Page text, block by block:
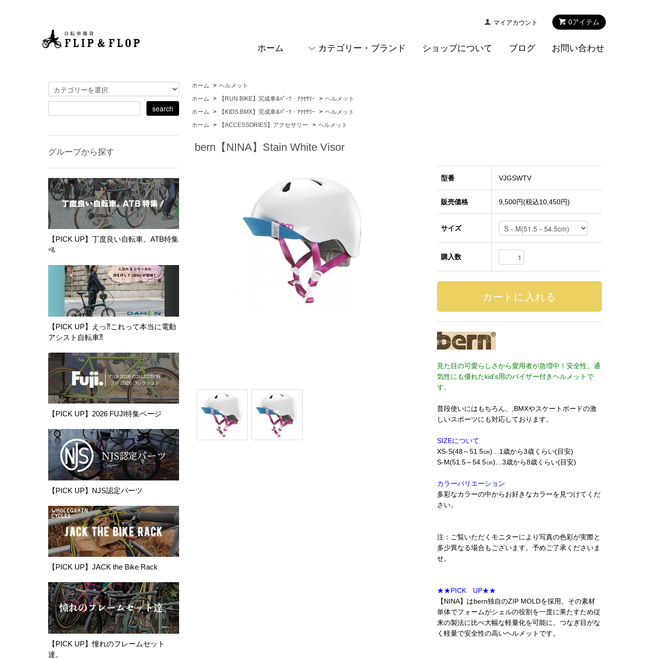
0アイテム
マイアカウント
ホーム カテゴリー・ブランド ショップについて ブログ お問い合わせ
ホーム > ヘルメット
ホーム
> 【RUN BIKE】完成車&ﾊﾟｰﾂ・ｱｸｾｻﾘｰ > ヘルメット
ホーム
> 【KIDS BMX】完成車&ﾊﾟｰﾂ・ｱｸｾｻﾘｰ > ヘルメット
ホーム
> 【ACCESSORIES】アクセサリー > ヘルメット
bern【NINA】Stain White Visor
型番 VJGSWTV
販売価格 9,500円(税込10,450円)
サイズ
購入数
見た目の可愛らしさから愛用者が急増中！安全性、通
気性にも優れたkid's用のバイザー付きヘルメットで
す。
普段使いにはもちろん、,BMXやスケートボードの激
しいスポーツにも対応しております。
SIZEについて
XS-S(48～51.5㎝)…1歳から3歳くらい(目安)
S-M(51.5～54.5㎝)…3歳から8歳くらい(目安)
カラーバリエーション
多彩なカラーの中からお好きなカラーを見つけてくだ
さい。
注：ご覧いただくモニターにより写真の色彩が実際と
多少異なる場合もございます。予めご了承くださいま
せ。
★★PICK UP★★
【NINA】はbern独自のZIP MOLDを採用。その素材
単体でフォームがシェルの役割を一度に果たすため従
来の製法に比べ大幅な軽量化を可能に。つなぎ目がな
く軽量で安全性の高いヘルメットです。
グループから探す
【PICK UP】丁度良い自転車。ATB特集
🚵
【PICK UP】えっ⁈これって本当に電動
アシスト自転車⁈
【PICK UP】2026 FUJI特集ページ
【PICK UP】NJS認定パーツ
【PICK UP】JACK the Bike Rack
【PICK UP】憧れのフレームセット
達。